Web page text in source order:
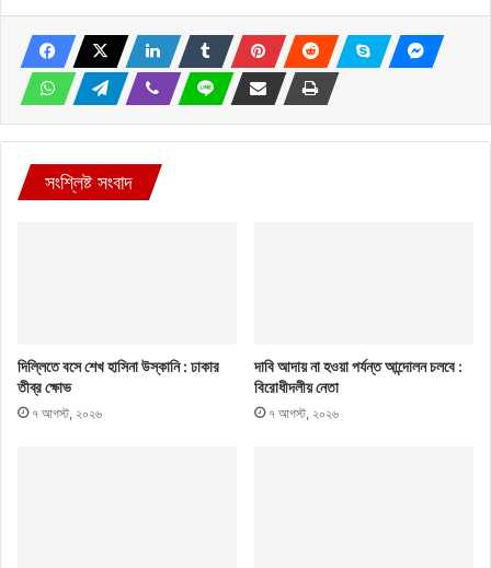
সংশ্লিষ্ট সংবাদ
দিল্লিতে বসে শেখ হাসিনা উস্কানি : ঢাকার
তীব্র ক্ষোভ
৭ আগস্ট, ২০২৬
দাবি আদায় না হওয়া পর্যন্ত আন্দোলন চলবে :
বিরোধীদলীয় নেতা
৭ আগস্ট, ২০২৬